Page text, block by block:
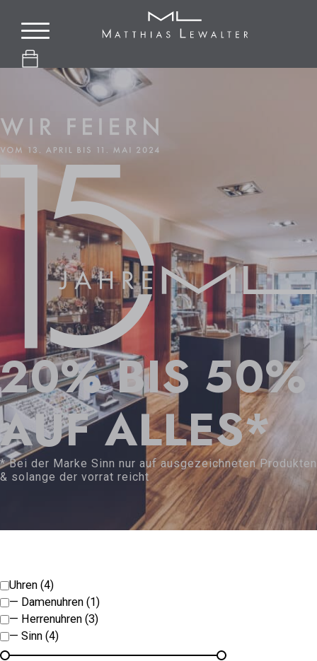
20% BIS 50%
AUF ALLES*
* Bei der Marke Sinn nur auf ausgezeichneten Produkten
& solange der vorrat reicht
Uhren (4)
— Damenuhren (1)
— Herrenuhren (3)
— Sinn (4)